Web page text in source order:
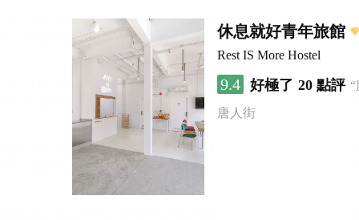
休息就好青年旅館
Rest IS More Hostel
9.4 好極了 20 點評
唐人街